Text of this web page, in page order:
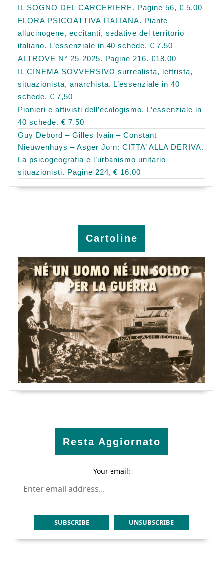
IL SOGNO DEL CARCERIERE. Pagine 56, € 5,00
FLORA PSICOATTIVA ITALIANA. Piante
allucinogene, eccitanti, sedative del territorio
italiano. L’essenziale in 40 schede. € 7.50
ALTROVE N° 25-2025. Pagine 216. €18.00
IL CINEMA SOVVERSIVO surrealista, lettrista,
situazionista, anarchista. L’essenziale in 40
schede. € 7,50
Pionieri e attivisti dell’ecologismo. L’essenziale in
40 schede. € 7.50
Guy Debord – Gilles Ivain – Constant
Nieuwenhuys – Asger Jorn: CITTA’ ALLA DERIVA.
La psicogeografia e l’urbanismo unitario
situazionisti. Pagine 224, € 16.00
Cartoline
Resta Aggiornato
Your email: